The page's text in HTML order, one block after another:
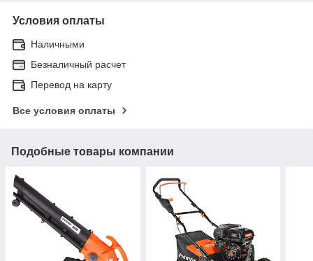
Условия оплаты
Наличными
Безналичный расчет
Перевод на карту
Все условия оплаты
Подобные товары компании